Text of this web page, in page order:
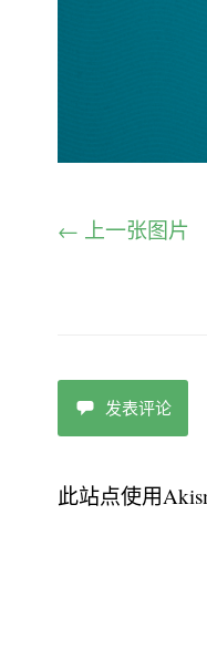
← 上一张图片
发表评论
此站点使用